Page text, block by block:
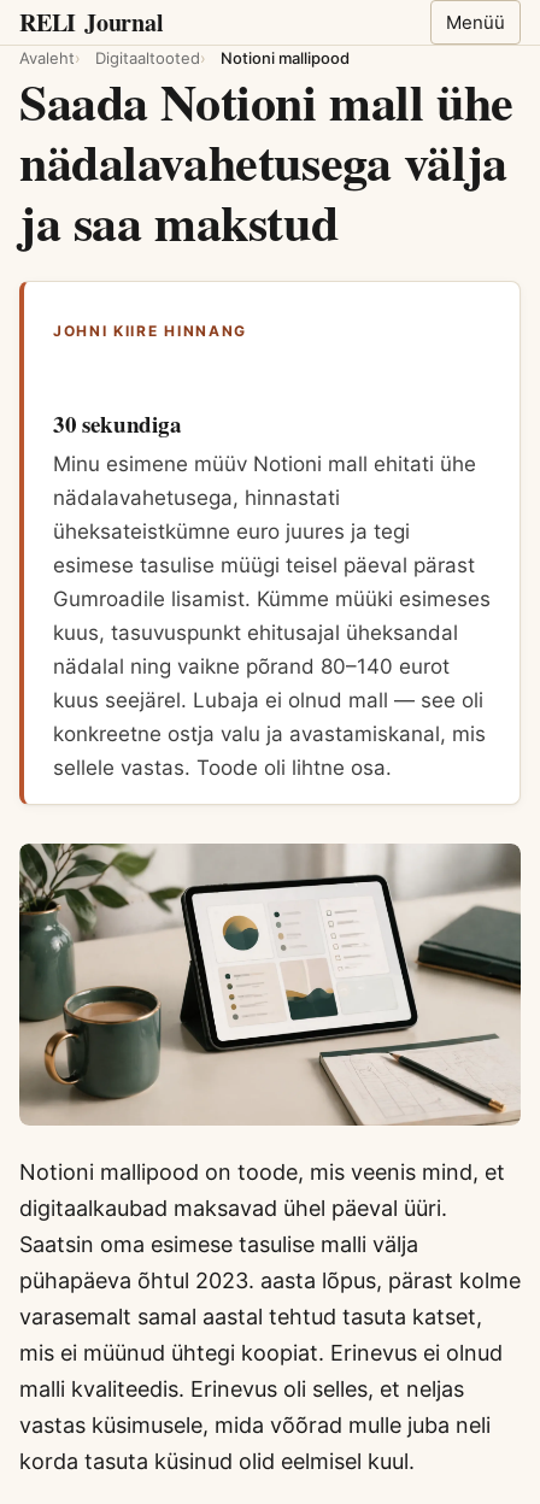
RELI Journal Menüü
Avaleht Digitaaltooted Notioni mallipood
Saada Notioni mall ühe
nädalavahetusega välja
ja saa makstud
JOHNI KIIRE HINNANG
30 sekundiga
Minu esimene müüv Notioni mall ehitati ühe
nädalavahetusega, hinnastati
üheksateistkümne euro juures ja tegi
esimese tasulise müügi teisel päeval pärast
Gumroadile lisamist. Kümme müüki esimeses
kuus, tasuvuspunkt ehitusajal üheksandal
nädalal ning vaikne põrand 80–140 eurot
kuus seejärel. Lubaja ei olnud mall — see oli
konkreetne ostja valu ja avastamiskanal, mis
sellele vastas. Toode oli lihtne osa.
Notioni mallipood on toode, mis veenis mind, et
digitaalkaubad maksavad ühel päeval üüri.
Saatsin oma esimese tasulise malli välja
pühapäeva õhtul 2023. aasta lõpus, pärast kolme
varasemalt samal aastal tehtud tasuta katset,
mis ei müünud ühtegi koopiat. Erinevus ei olnud
malli kvaliteedis. Erinevus oli selles, et neljas
vastas küsimusele, mida võõrad mulle juba neli
korda tasuta küsinud olid eelmisel kuul.